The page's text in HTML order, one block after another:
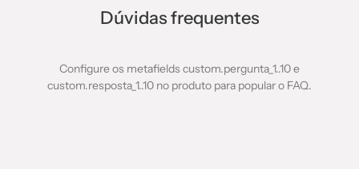
Dúvidas frequentes
Configure os metafields custom.pergunta_1..10 e
custom.resposta_1..10 no produto para popular o FAQ.